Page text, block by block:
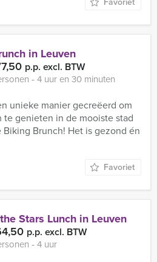
in Leuven
p.p. excl. BTW
‐ 4 uur en 30 minuten
unieke manier gecreëerd om
te genieten in de mooiste stad
Biking Brunch! Het is gezond én
Favoriet
Stars Lunch in Leuven
p.p. excl. BTW
‐ 4 uur